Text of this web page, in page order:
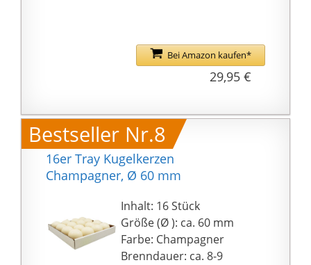
Bei Amazon kaufen*
29,95 €
Bestseller Nr.8
16er Tray Kugelkerzen
Champagner, Ø 60 mm
Inhalt: 16 Stück
Größe (Ø ): ca. 60 mm
Farbe: Champagner
Brenndauer: ca. 8-9